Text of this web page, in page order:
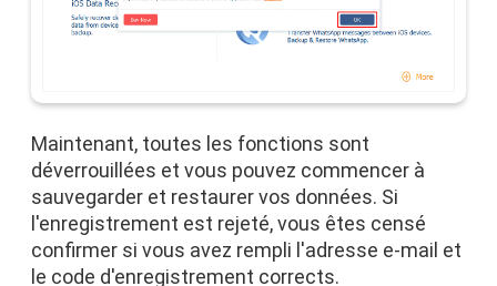
Maintenant, toutes les fonctions sont
déverrouillées et vous pouvez commencer à
sauvegarder et restaurer vos données. Si
l'enregistrement est rejeté, vous êtes censé
confirmer si vous avez rempli l'adresse e-mail et
le code d'enregistrement corrects.